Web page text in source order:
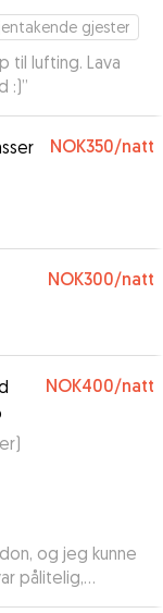
gjester
til lufting. Lava
:)”
NOK350/natt
NOK300/natt
NOK400/natt
)
og jeg kunne
pålitelig,
en god kjemi